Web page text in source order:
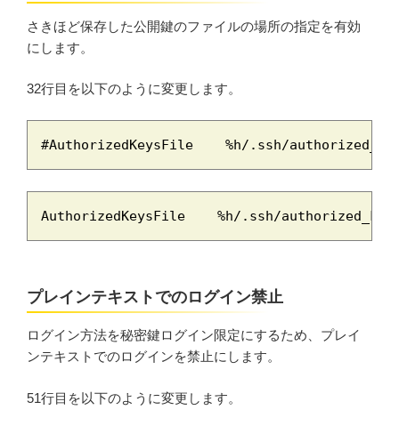
さきほど保存した公開鍵のファイルの場所の指定を有効
にします。
32行目を以下のように変更します。
#AuthorizedKeysFile    %h/.ssh/
AuthorizedKeysFile    %h/.ssh/
プレインテキストでのログイン禁止
ログイン方法を秘密鍵ログイン限定にするため、プレイ
ンテキストでのログインを禁止にします。
51行目を以下のように変更します。